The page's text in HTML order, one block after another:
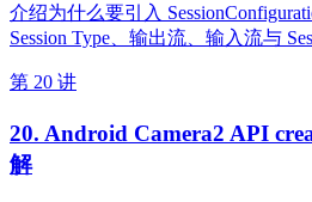
介绍为什么要引入
Session Type、输出流、输入流与
第 20 讲
20. Android Camera2 API
解